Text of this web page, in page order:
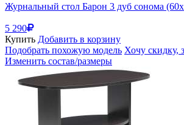
Журнальный стол Барон 3 дуб сонома
5 290
Купить Добавить в корзину
Подобрать похожую модель Хочу скидку,
Изменить состав/размеры